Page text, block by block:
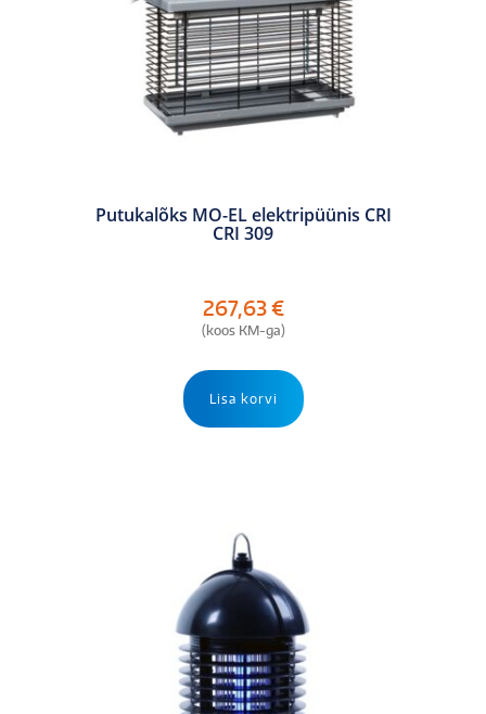
Putukalõks MO-EL elektripüünis CRI
CRI 309
267,63€
(koos KM-ga)
Lisa korvi